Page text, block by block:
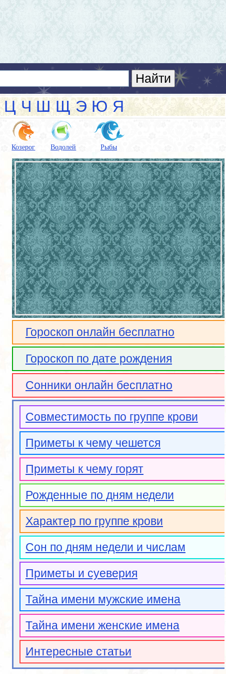
Ц Ч Ш Щ Э Ю Я
Козерог Водолей Рыбы
Гороскоп онлайн бесплатно
Гороскоп по дате рождения
Сонники онлайн бесплатно
Совместимость по группе крови
Приметы к чему чешется
Приметы к чему горят
Рожденные по дням недели
Характер по группе крови
Сон по дням недели и числам
Приметы и суеверия
Тайна имени мужские имена
Тайна имени женские имена
Интересные статьи